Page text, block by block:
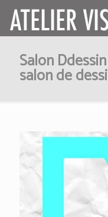
Salon
salon de